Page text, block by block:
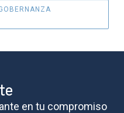
en tu compromiso